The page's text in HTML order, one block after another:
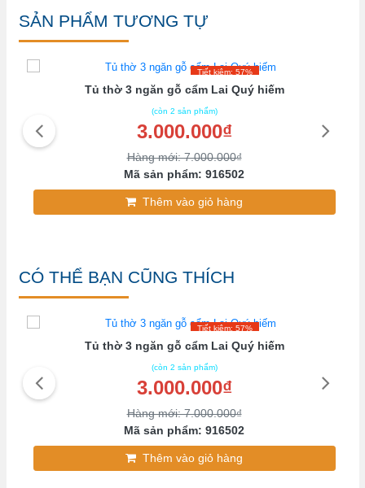
SẢN PHẨM TƯƠNG TỰ
Tiết kiệm: 57%
Tủ thờ 3 ngăn gỗ cẩm Lai Quý hiếm
(còn 2 sản phẩm)
3.000.000₫
Hàng mới: 7.000.000₫
Mã sản phẩm: 916502
Thêm vào giỏ hàng
CÓ THỂ BẠN CŨNG THÍCH
Tiết kiệm: 57%
Tủ thờ 3 ngăn gỗ cẩm Lai Quý hiếm
(còn 2 sản phẩm)
3.000.000₫
Hàng mới: 7.000.000₫
Mã sản phẩm: 916502
Thêm vào giỏ hàng